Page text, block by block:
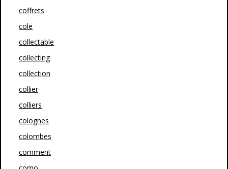
coffrets
cole
collectable
collecting
collection
collier
colliers
colognes
colombes
comment